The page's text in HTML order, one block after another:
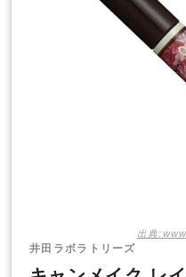
出典
井田ラボラトリーズ